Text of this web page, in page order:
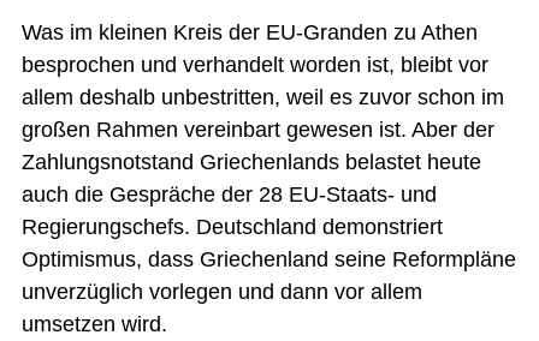
Was im kleinen Kreis der EU-Granden zu Athen
besprochen und verhandelt worden ist, bleibt vor
allem deshalb unbestritten, weil es zuvor schon im
großen Rahmen vereinbart gewesen ist. Aber der
Zahlungsnotstand Griechenlands belastet heute
auch die Gespräche der 28 EU-Staats- und
Regierungschefs. Deutschland demonstriert
Optimismus, dass Griechenland seine Reformpläne
unverzüglich vorlegen und dann vor allem
umsetzen wird.